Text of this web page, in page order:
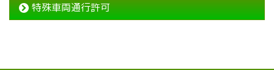
特殊車両通行許可